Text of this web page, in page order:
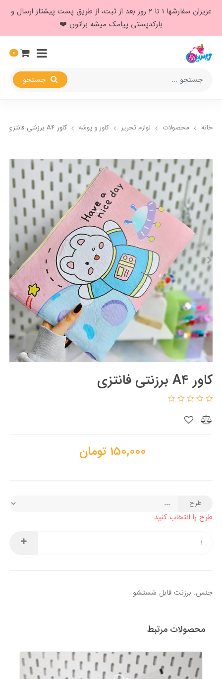
عزیزان سفارشها ۱ تا ۲ روز بعد از ثبت، از طریق پست پیشتاز ارسال و
بارکدپستی پیامک میشه براتون ❤️
0
خانه محصولات لوازم تحریر کاور و پوشه کاور A4 برزنتی فانتزی
کاور A4 برزنتی فانتزی
150,000 تومان
طرح
طرح را انتخاب کنید.
جنس: برزنت قابل شستشو
محصولات مرتبط